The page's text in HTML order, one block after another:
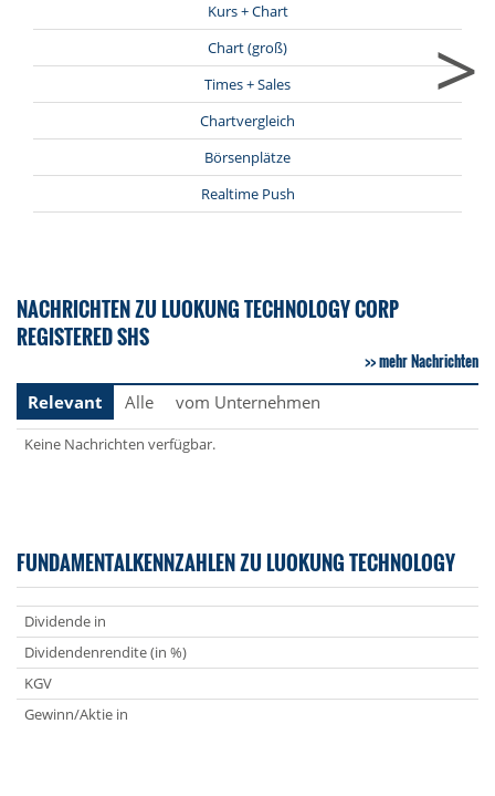
Kurs + Chart
Chart (groß)
Times + Sales
Chartvergleich
Börsenplätze
Realtime Push
>
NACHRICHTEN ZU LUOKUNG TECHNOLOGY CORP
REGISTERED SHS
mehr Nachrichten
Relevant
Alle vom Unternehmen
Keine Nachrichten verfügbar.
FUNDAMENTALKENNZAHLEN ZU LUOKUNG TECHNOLOGY
Dividende in
Dividendenrendite (in %)
KGV
Gewinn/Aktie in